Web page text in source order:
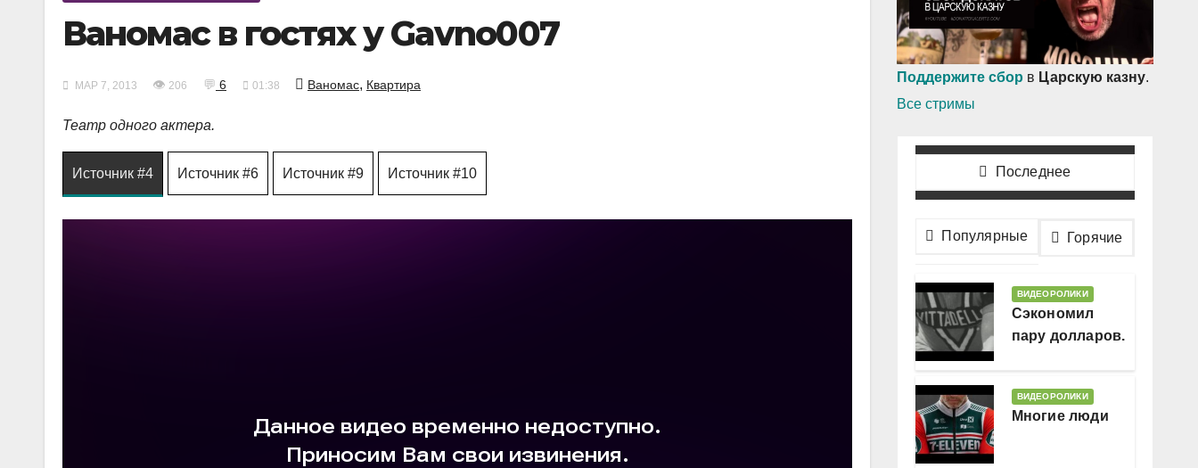
Ваномас в гостях у Gavno007
МАР 7, 2013 👁 206 💬 6 01:38 Ваномас, Квартира
Театр одного актера.
Источник #4 Источник #6 Источник #9 Источник #10
Поддержите сбор в Царскую казну.
Все стримы
Последнее
Популярные Горячие
ВИДЕОРОЛИКИ
Сэкономил
пару долларов.
ВИДЕОРОЛИКИ
Многие люди